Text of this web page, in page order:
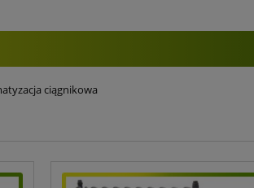
ciągnikowa